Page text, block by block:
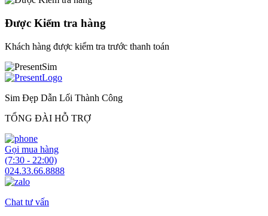
Được Kiểm tra hàng
Khách hàng được kiểm tra trước thanh toán
Sim Đẹp Dẫn Lối Thành Công
TỔNG ĐÀI HỖ TRỢ
Gọi mua hàng
(7:30 - 22:00)
024.33.66.8888
Chat tư vấn